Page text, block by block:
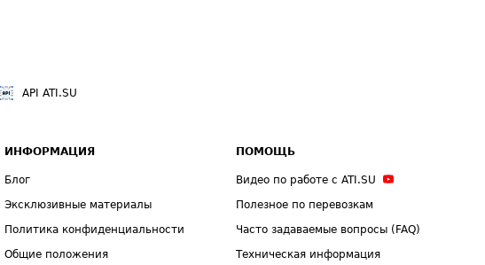
API ATI.SU
ИНФОРМАЦИЯ
Блог
Эксклюзивные материалы
Политика конфиденциальности
Общие положения
ПОМОЩЬ
Видео по работе с ATI.SU
Полезное по перевозкам
Часто задаваемые вопросы (FAQ)
Техническая информация